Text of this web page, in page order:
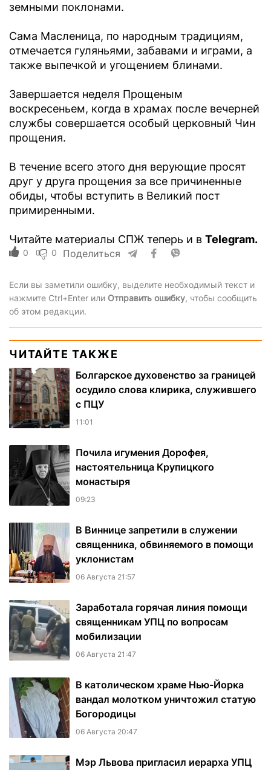
земными поклонами.
Сама Масленица, по народным традициям,
отмечается гуляньями, забавами и играми, а
также выпечкой и угощением блинами.
Завершается неделя Прощеным
воскресеньем, когда в храмах после вечерней
службы совершается особый церковный Чин
прощения.
В течение всего этого дня верующие просят
друг у друга прощения за все причиненные
обиды, чтобы вступить в Великий пост
примиренными.
Читайте материалы СПЖ теперь и в Telegram.
0 0 Поделиться
Если вы заметили ошибку, выделите необходимый текст и
нажмите Ctrl+Enter или Отправить ошибку, чтобы сообщить
об этом редакции.
ЧИТАЙТЕ ТАКЖЕ
Болгарское духовенство за границей
осудило слова клирика, служившего
с ПЦУ
11:01
Почила игумения Дорофея,
настоятельница Крупицкого
монастыря
09:23
В Виннице запретили в служении
священника, обвиняемого в помощи
уклонистам
06 Августа 21:57
Заработала горячая линия помощи
священникам УПЦ по вопросам
мобилизации
06 Августа 21:47
В католическом храме Нью-Йорка
вандал молотком уничтожил статую
Богородицы
06 Августа 20:47
Мэр Львова пригласил иерарха УПЦ